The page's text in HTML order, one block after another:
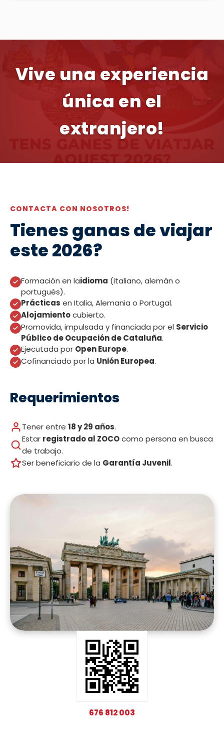
Vive una experiencia
única en el
extranjero!
CONTACTA CON NOSOTROS!
Tienes ganas de viajar
este 2026?
Formación en laidioma (italiano, alemán o
portugués).
Prácticas en Italia, Alemania o Portugal.
Alojamientocubierto.
Promovida, impulsada y financiada por el Servicio
Público de Ocupación de Cataluña.
Ejecutada por Open Europe.
Cofinanciado por la Unión Europea.
Requerimientos
Tener entre 18 y 29 años.
Estar registrado al ZOCOcomo persona en busca
de trabajo.
Ser beneficiario de la Garantía Juvenil.
676 812 003